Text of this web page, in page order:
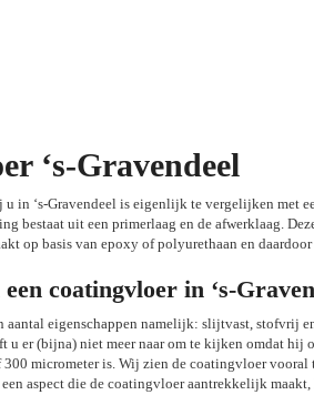
‘s-Gravendeel
in ‘s-Gravendeel is eigenlijk te vergelijken met
bestaat uit een primerlaag en de afwerklaag.
op basis van epoxy of polyurethaan en
coatingvloer in ‘s-
eigenschappen namelijk: slijtvast, stofvrij
u er (bijna) niet meer naar om te kijken omdat hij
micrometer is. Wij zien de coatingvloer
aspect die de coatingvloer aantrekkelijk